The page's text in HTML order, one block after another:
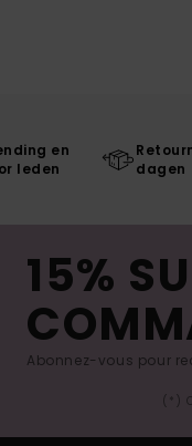
en
leden
dagen
15%
Abonnez-vous pour
(*)